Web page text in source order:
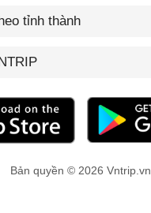
tỉnh thành
Bản quyền © 2026 Vntrip.vn